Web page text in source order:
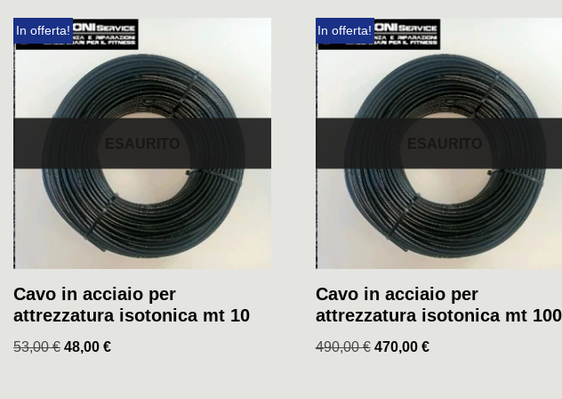
In offerta!
Cavo in acciaio per
attrezzatura isotonica mt 10
53,00€ 48,00 €
In offerta!
Cavo in acciaio per
attrezzatura isotonica mt 100
490,00€ 470,00 €